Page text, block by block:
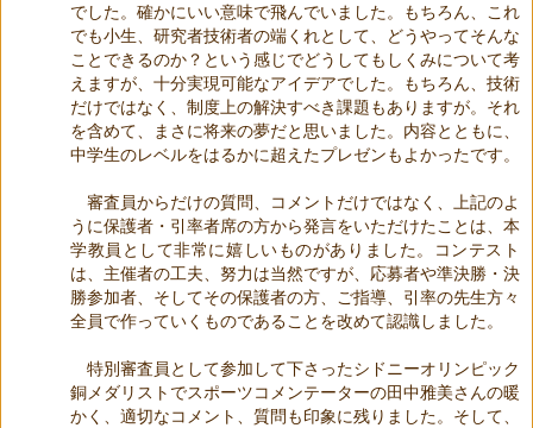
でした。確かにいい意味で飛んでいました。もちろん、これ
でも小生、研究者技術者の端くれとして、どうやってそんな
ことできるのか？という感じでどうしてもしくみについて考
えますが、十分実現可能なアイデアでした。もちろん、技術
だけではなく、制度上の解決すべき課題もありますが。それ
を含めて、まさに将来の夢だと思いました。内容とともに、
中学生のレベルをはるかに超えたプレゼンもよかったです。
審査員からだけの質問、コメントだけではなく、上記のよ
うに保護者・引率者席の方から発言をいただけたことは、本
学教員として非常に嬉しいものがありました。コンテスト
は、主催者の工夫、努力は当然ですが、応募者や準決勝・決
勝参加者、そしてその保護者の方、ご指導、引率の先生方々
全員で作っていくものであることを改めて認識しました。
特別審査員として参加して下さったシドニーオリンピック
銅メダリストでスポーツコメンテーターの田中雅美さんの暖
かく、適切なコメント、質問も印象に残りました。そして、